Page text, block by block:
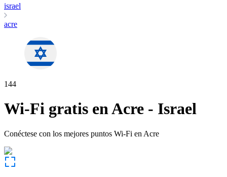
israel
acre
144
Wi-Fi gratis enAcre - Israel
Conéctese con los mejores puntos Wi-Fi en Acre